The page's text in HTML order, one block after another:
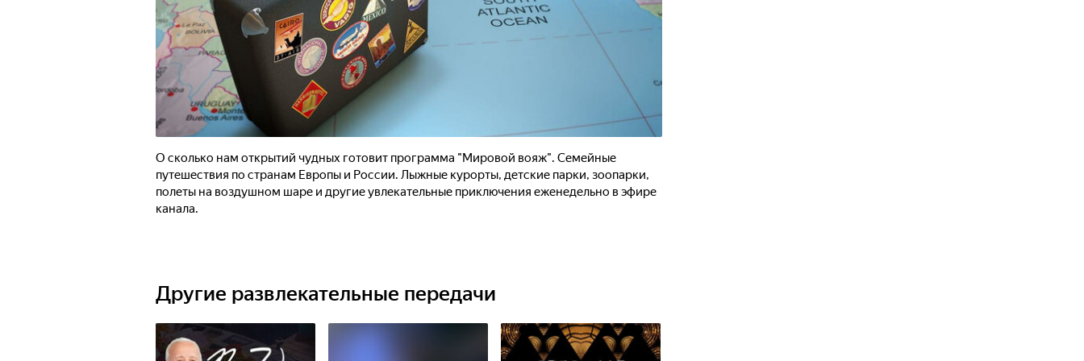
О сколько нам открытий чудных готовит программа "Мировой вояж". Семейные
путешествия по странам Европы и России. Лыжные курорты, детские парки, зоопарки,
полеты на воздушном шаре и другие увлекательные приключения еженедельно в эфире
канала.
Другие развлекательные передачи